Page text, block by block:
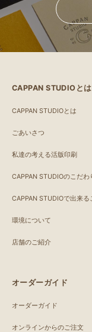
CAPPAN STUDIOとは
CAPPAN STUDIOとは
ごあいさつ
私達の考える活版印刷
CAPPAN STUDIOのこだわ
CAPPAN STUDIOで出来る
環境について
店舗のご紹介
オーダーガイド
オーダーガイド
オンラインからのご注文